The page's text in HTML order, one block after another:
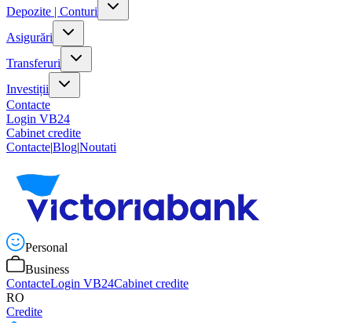
Depozite | Conturi
Asigurări
Transferuri
Investiții
Contacte
Login VB24
Cabinet credite
Contacte|Blog|Noutati
Personal
Business
ContacteLogin VB24Cabinet credite
RO
Credite